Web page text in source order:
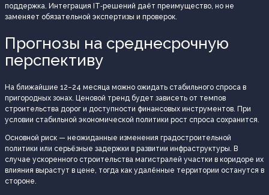
поддержка. Интеграция IT‑решений даёт преимущество, но не
заменяет обязательной экспертизы и проверок.
Прогнозы на среднесрочную
перспективу
На ближайшие 12–24 месяца можно ожидать стабильного спроса в
пригородных зонах. Ценовой тренд будет зависеть от темпов
строительства дорог и доступности финансовых инструментов. При
условии стабильной экономической политики рост спроса сохранится.
Основной риск — неожиданные изменения градостроительной
политики или серьёзные задержки в развитии инфраструктуры. В
случае ускоренного строительства магистралей участки в коридоре их
влияния вырастут в цене, тогда как удалённые территории останутся в
стороне.